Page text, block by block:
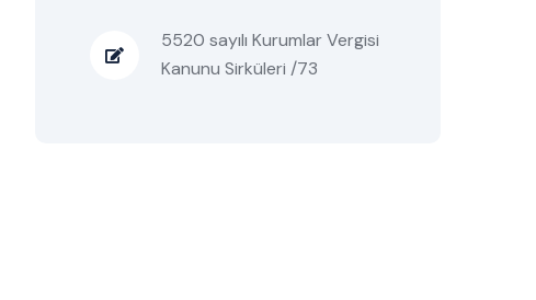
5520 sayılı Kurumlar Vergisi
Kanunu Sirküleri /73